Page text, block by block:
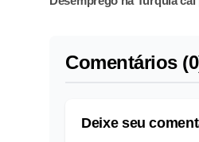
Comentários
Deixe seu